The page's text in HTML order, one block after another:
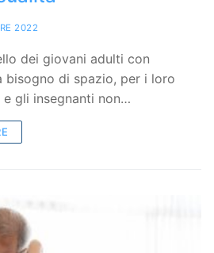
2022
dei giovani adulti con
bisogno di spazio, per i loro
gli insegnanti non…